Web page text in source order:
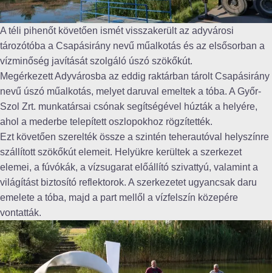
A téli pihenőt követően ismét visszakerült az adyvárosi
tározótóba a Csapásirány nevű műalkotás és az elsősorban a
vízminőség javítását szolgáló úszó szökőkút.
Megérkezett Adyvárosba az eddig raktárban tárolt Csapásirány
nevű úszó műalkotás, melyet daruval emeltek a tóba. A Győr-
Szol Zrt. munkatársai csónak segítségével húzták a helyére,
ahol a mederbe telepített oszlopokhoz rögzítették.
Ezt követően szerelték össze a szintén teherautóval helyszínre
szállított szökőkút elemeit. Helyükre kerültek a szerkezet
elemei, a fúvókák, a vízsugarat előállító szivattyú, valamint a
világítást biztosító reflektorok. A szerkezetet ugyancsak daru
emelete a tóba, majd a part mellől a vízfelszín közepére
vontatták.